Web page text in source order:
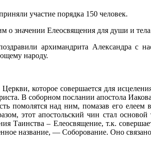
участие порядка 150 человек.
о значении Елеосвящения для души и
архимандрита Александра
народу.
которое совершается для
В соборном послании апостола
помолятся над ним, помазав его
этот апостольский чин стал
Таинства – Елеосвящение, т.к.
название, — Соборование. Оно